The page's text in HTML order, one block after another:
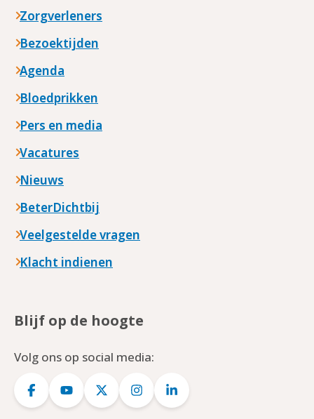
Zorgverleners
Bezoektijden
Agenda
Bloedprikken
Pers en media
Vacatures
Nieuws
BeterDichtbij
Veelgestelde vragen
Klacht indienen
Blijf op de hoogte
Volg ons op social media:
Logo
Logo
Logo
Logo
Logo